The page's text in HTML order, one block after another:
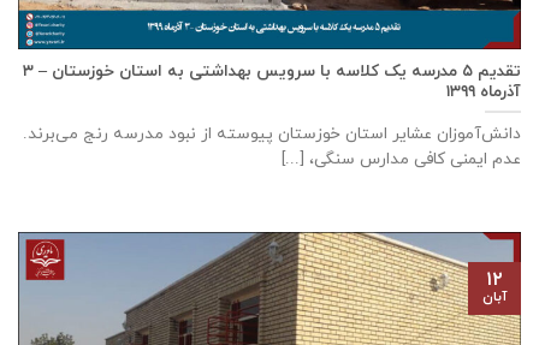
تقدیم ۵ مدرسه یک کلاسه با سرويس بهداشتی به استان خوزستان – ۳
آذر‌ماه ۱۳۹۹
دانش‌آموزان عشایر استان خوزستان پيوسته از نبود مدرسه رنج می‌برند.
عدم ایمنی کافی مدارس سنگی، [...]
۱۲
آبان